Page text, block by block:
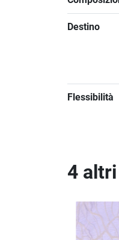
Destino
Flessibilità
4